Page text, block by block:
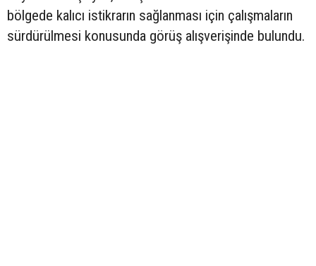
bölgede kalıcı istikrarın sağlanması için çalışmaların
sürdürülmesi konusunda görüş alışverişinde bulundu.